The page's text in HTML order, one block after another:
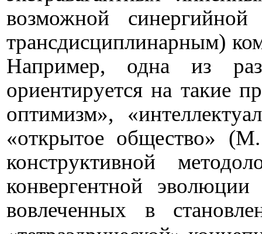
возможной
трансдисциплинарным)
Например, одна из
ориентируется на такие
оптимизм»,
«открытое общество»
конструктивной
конвергентной
вовлеченных в